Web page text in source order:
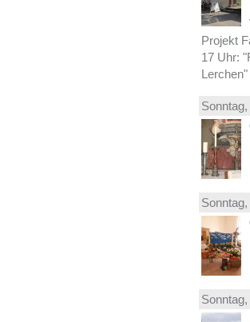
Projekt
17 Uhr:
Lerchen"
Sonntag,
Sonntag,
Sonntag,